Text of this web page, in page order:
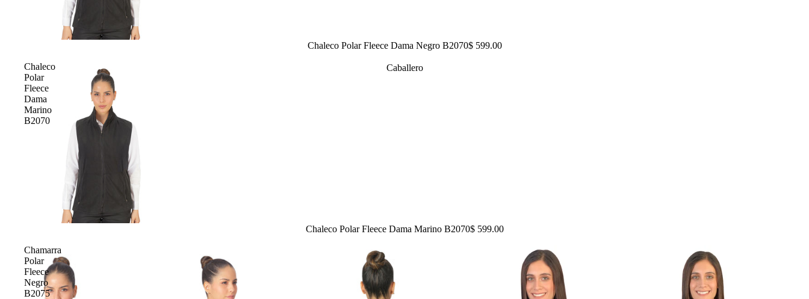
Caballero
Chaleco Polar Fleece Dama Negro B2070$ 599.00
Chaleco
Polar
Fleece
Dama
Marino
B2070
Chaleco Polar Fleece Dama Marino B2070$ 599.00
Chamarra
Polar
Fleece
Negro
B2075